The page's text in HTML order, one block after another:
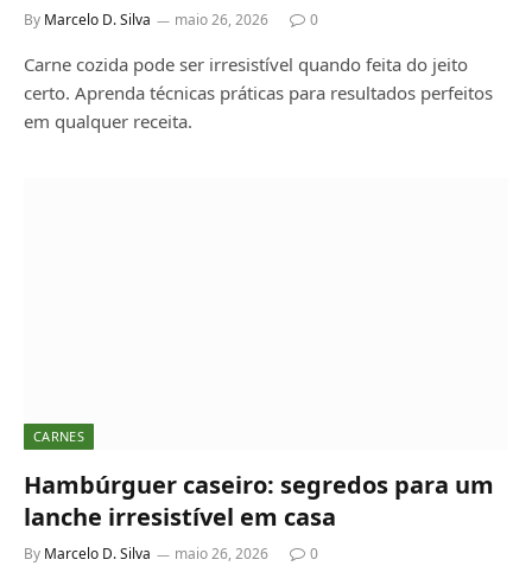
By Marcelo D. Silva maio 26, 2026 0
Carne cozida pode ser irresistível quando feita do jeito
certo. Aprenda técnicas práticas para resultados perfeitos
em qualquer receita.
CARNES
Hambúrguer caseiro: segredos para um
lanche irresistível em casa
By Marcelo D. Silva maio 26, 2026 0